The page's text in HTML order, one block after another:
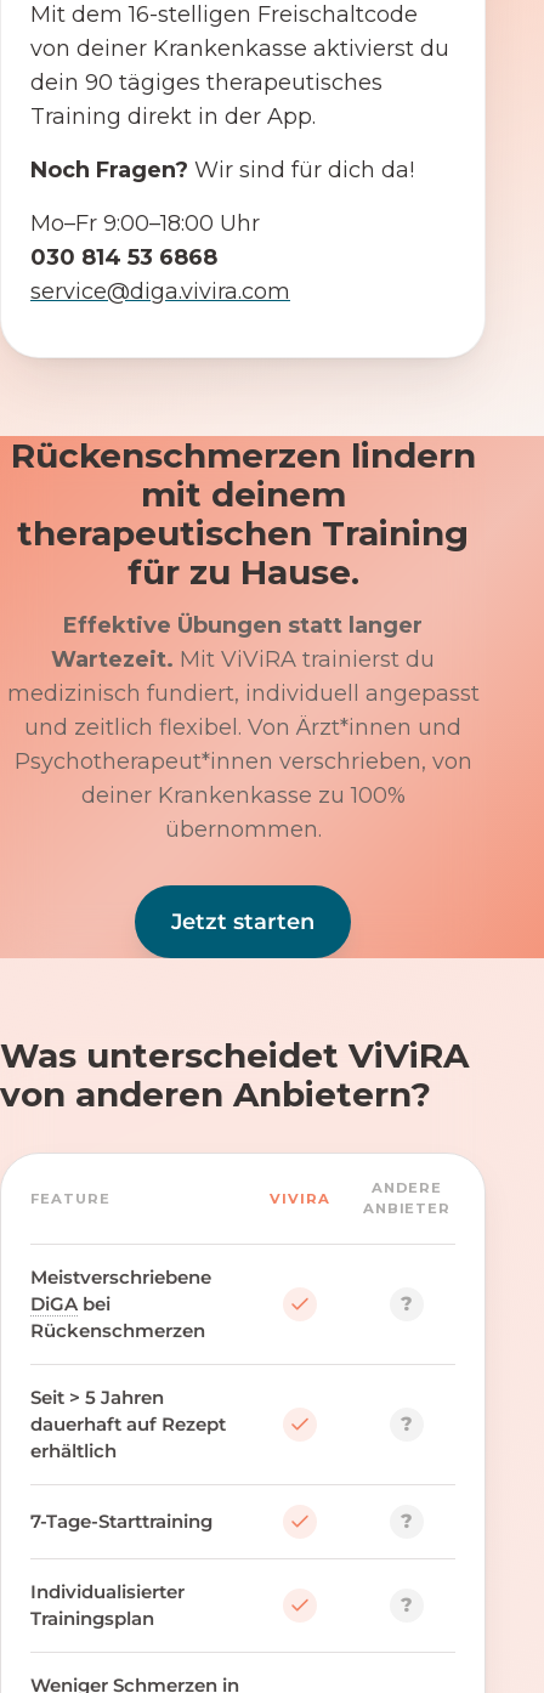
Mit dem 16-stelligen Freischaltcode
von deiner Krankenkasse aktivierst du
dein 90 tägiges therapeutisches
Training direkt in der App.
Noch Fragen? Wir sind für dich da!
Mo–Fr 9:00–18:00 Uhr
030 814 53 6868
service@diga.vivira.com
Rückenschmerzen lindern
mit deinem
therapeutischen Training
für zu Hause.
Effektive Übungen statt langer
Wartezeit. Mit ViViRA trainierst du
medizinisch fundiert, individuell angepasst
und zeitlich flexibel. Von Ärzt*innen und
Psychotherapeut*innen verschrieben, von
deiner Krankenkasse zu 100%
übernommen.
Jetzt starten
Was unterscheidet ViViRA
von anderen Anbietern?
FEATURE VIVIRA
ANDERE
ANBIETER
Meistverschriebene
DiGA bei
Rückenschmerzen
?
Seit > 5 Jahren
dauerhaft auf Rezept
erhältlich
?
7-Tage-Starttraining ?
Individualisierter
Trainingsplan
?
Weniger Schmerzen in